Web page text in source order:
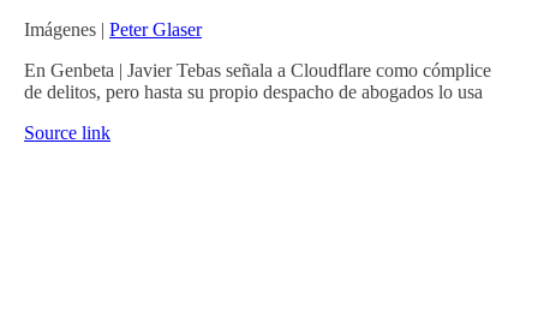
Imágenes | Peter Glaser
En Genbeta | Javier Tebas señala a Cloudflare como cómplice
de delitos, pero hasta su propio despacho de abogados lo usa
Source link